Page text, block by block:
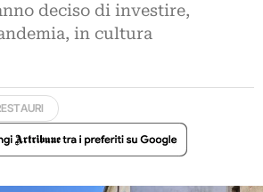
deciso di investire,
in cultura